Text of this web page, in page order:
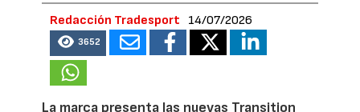
Redacción Tradesport 14/07/2026
3652
La marca presenta las nuevas Transition